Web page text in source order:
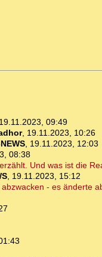
19.11.2023, 09:49
, 19.11.2023, 10:26
, 19.11.2023, 12:03
08:38
Und was ist die
, 19.11.2023, 15:12
- es änderte